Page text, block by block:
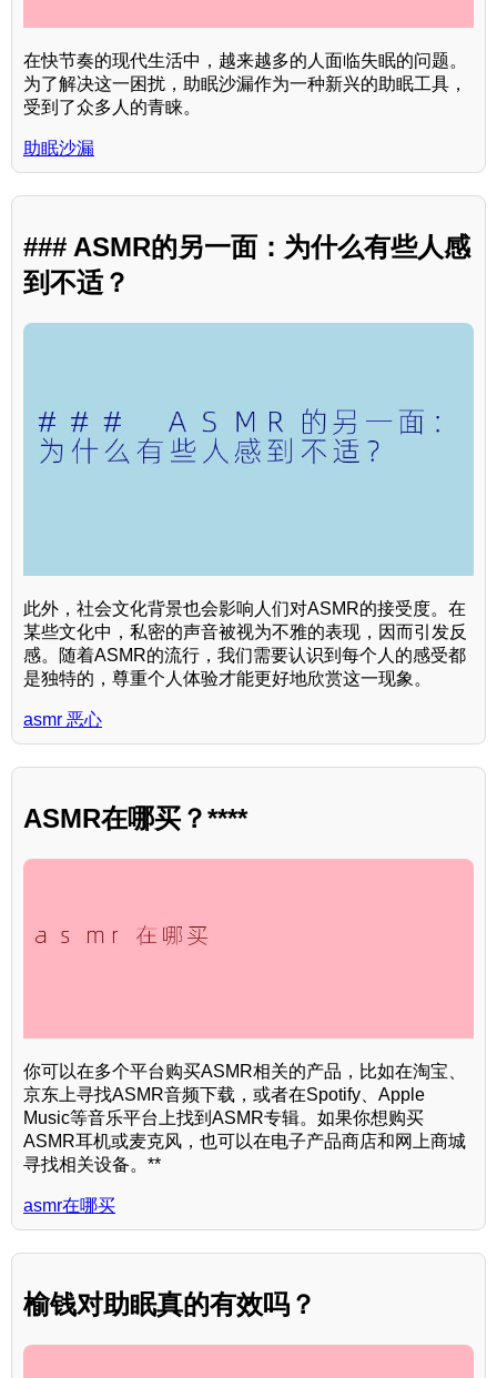
在快节奏的现代生活中，越来越多的人面临失眠的问题。
为了解决这一困扰，助眠沙漏作为一种新兴的助眠工具，
受到了众多人的青睐。
助眠沙漏
### ASMR的另一面：为什么有些人感
到不适？
此外，社会文化背景也会影响人们对ASMR的接受度。在
某些文化中，私密的声音被视为不雅的表现，因而引发反
感。随着ASMR的流行，我们需要认识到每个人的感受都
是独特的，尊重个人体验才能更好地欣赏这一现象。
asmr 恶心
ASMR在哪买？****
你可以在多个平台购买ASMR相关的产品，比如在淘宝、
京东上寻找ASMR音频下载，或者在Spotify、Apple
Music等音乐平台上找到ASMR专辑。如果你想购买
ASMR耳机或麦克风，也可以在电子产品商店和网上商城
寻找相关设备。**
asmr在哪买
榆钱对助眠真的有效吗？